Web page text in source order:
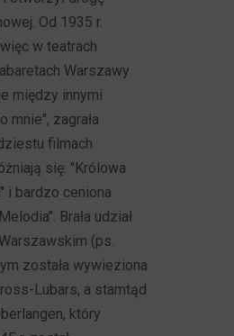
Od 1935 r.
w teatrach
Warszawy
między innymi
mnie", zagrała
filmach
się: "Królowa
i bardzo ceniona
Brała udział
(ps.
została wywieziona
Lubars, a stamtąd
który